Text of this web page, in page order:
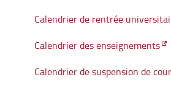
Calendrier de rentrée
Calendrier des enseignements
Calendrier de suspension de